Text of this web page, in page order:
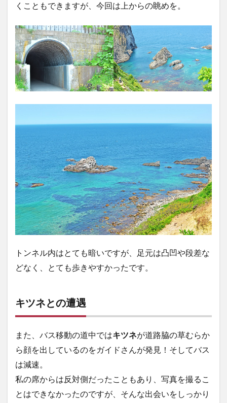
くこともできますが、今回は上からの眺めを。
トンネル内はとても暗いですが、足元は凸凹や段差な
どなく、とても歩きやすかったです。
キツネとの遭遇
また、バス移動の道中ではキツネが道路脇の草むらか
ら顔を出しているのをガイドさんが発見！そしてバス
は減速。
私の席からは反対側だったこともあり、写真を撮るこ
とはできなかったのですが、そんな出会いをしっかり